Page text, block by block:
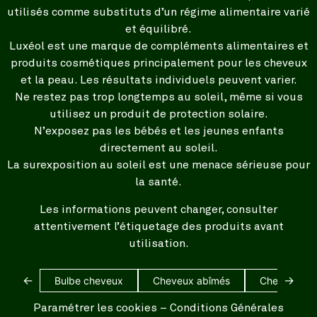
utilisés comme substituts d’un régime alimentaire varié
et équilibré.
Luxéol est une marque de compléments alimentaires et
produits cosmétiques principalement pour les cheveux
et la peau. Les résultats individuels peuvent varier.
Ne restez pas trop longtemps au soleil, même si vous
utilisez un produit de protection solaire.
N’exposez pas les bébés et les jeunes enfants
directement au soleil.
La surexposition au soleil est une menace sérieuse pour
la santé.
Les informations peuvent changer, consulter
attentivement l’étiquetage des produits avant
utilisation.
← Bulbe cheveux Cheveux abîmés Cheveux
→
Paramétrer les cookies – Conditions Générales